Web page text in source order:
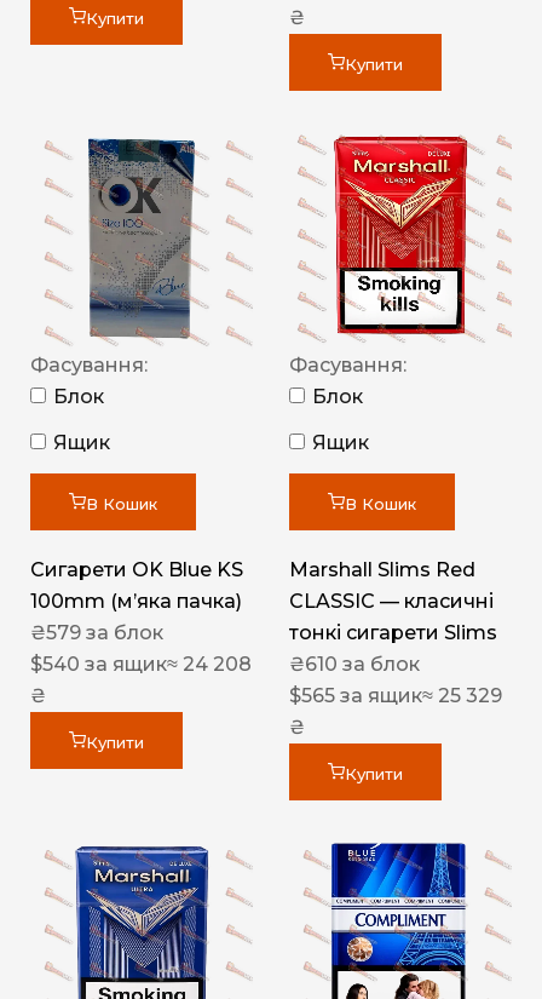
Купити
₴
Купити
Фасування:
Блок
Ящик
В Кошик
Сигарети OK Blue KS
100mm (м’яка пачка)
₴579 за блок
$540 за ящик≈ 24 208
₴
Купити
Фасування:
Блок
Ящик
В Кошик
Marshall Slims Red
CLASSIC — класичні
тонкі сигарети Slims
₴610 за блок
$565 за ящик≈ 25 329
₴
Купити